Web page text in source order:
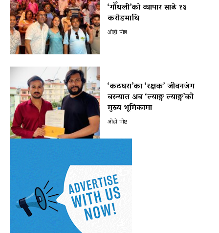
‘गौँथली’को व्यापार साढे १३
करोडमाथि
ओहो पोष्ट
‘कठघरा’का ‘रक्षक’ जीवनजंग
बस्न्यात अब ‘ल्याङ्ग ल्याङ्ग’को
मुख्य भूमिकामा
ओहो पोष्ट